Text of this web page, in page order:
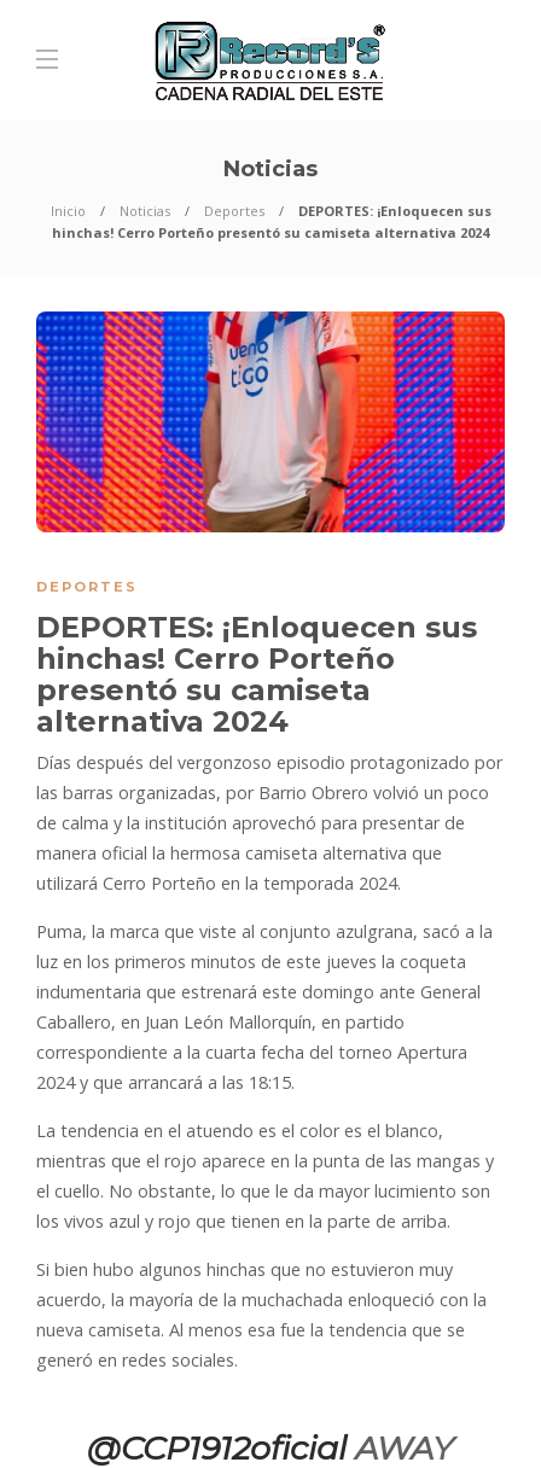
Noticias
Inicio Noticias Deportes
DEPORTES: ¡Enloquecen sus
hinchas! Cerro Porteño presentó su camiseta alternativa 2024
DEPORTES
DEPORTES: ¡Enloquecen sus
hinchas! Cerro Porteño
presentó su camiseta
alternativa 2024
Días después del vergonzoso episodio protagonizado por
las barras organizadas, por Barrio Obrero volvió un poco
de calma y la institución aprovechó para presentar de
manera oficial la hermosa camiseta alternativa que
utilizará Cerro Porteño en la temporada 2024.
Puma, la marca que viste al conjunto azulgrana, sacó a la
luz en los primeros minutos de este jueves la coqueta
indumentaria que estrenará este domingo ante General
Caballero, en Juan León Mallorquín, en partido
correspondiente a la cuarta fecha del torneo Apertura
2024 y que arrancará a las 18:15.
La tendencia en el atuendo es el color es el blanco,
mientras que el rojo aparece en la punta de las mangas y
el cuello. No obstante, lo que le da mayor lucimiento son
los vivos azul y rojo que tienen en la parte de arriba.
Si bien hubo algunos hinchas que no estuvieron muy
acuerdo, la mayoría de la muchachada enloqueció con la
nueva camiseta. Al menos esa fue la tendencia que se
generó en redes sociales.
@CCP1912oficialAWAY